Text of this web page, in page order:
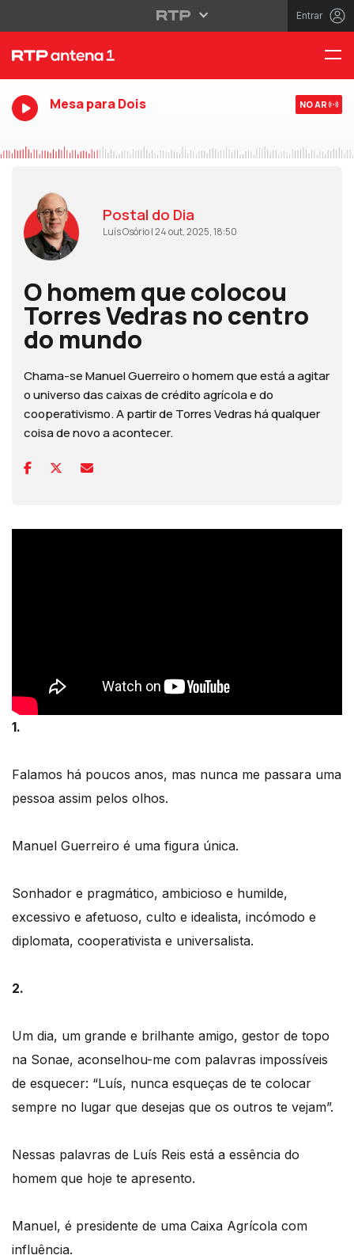
Entrar
Mesa para Dois NO AR
Postal do Dia
Luís Osório | 24 out, 2025, 18:50
O homem que colocou
Torres Vedras no centro
do mundo
Chama-se Manuel Guerreiro o homem que está a agitar
o universo das caixas de crédito agrícola e do
cooperativismo. A partir de Torres Vedras há qualquer
coisa de novo a acontecer.
1.
Falamos há poucos anos, mas nunca me passara uma
pessoa assim pelos olhos.
Manuel Guerreiro é uma figura única.
Sonhador e pragmático, ambicioso e humilde,
excessivo e afetuoso, culto e idealista, incómodo e
diplomata, cooperativista e universalista.
2.
Um dia, um grande e brilhante amigo, gestor de topo
na Sonae, aconselhou-me com palavras impossíveis
de esquecer: “Luís, nunca esqueças de te colocar
sempre no lugar que desejas que os outros te vejam”.
Nessas palavras de Luís Reis está a essência do
homem que hoje te apresento.
Manuel, é presidente de uma Caixa Agrícola com
influência.